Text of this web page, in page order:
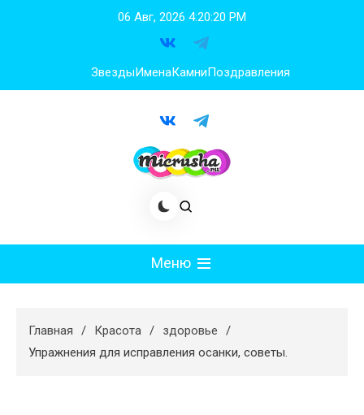
06 Авг, 2026 4:20:22 PM
ЗвездыИменаКамниПоздравления
Меню
Худеем
Главная Красота
здоровье
Упражнения для исправления осанки, советы.